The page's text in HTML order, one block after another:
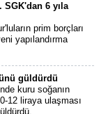
6 yıla
prim borçları
yapılandırma
güldürdü
kuru soğanın
12 liraya ulaşması